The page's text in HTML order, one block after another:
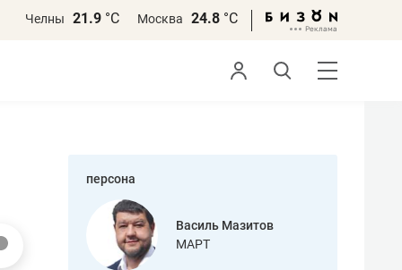
Челны 21.9 °С Москва 24.8 °С
персона
Василь Мазитов
МАРТ